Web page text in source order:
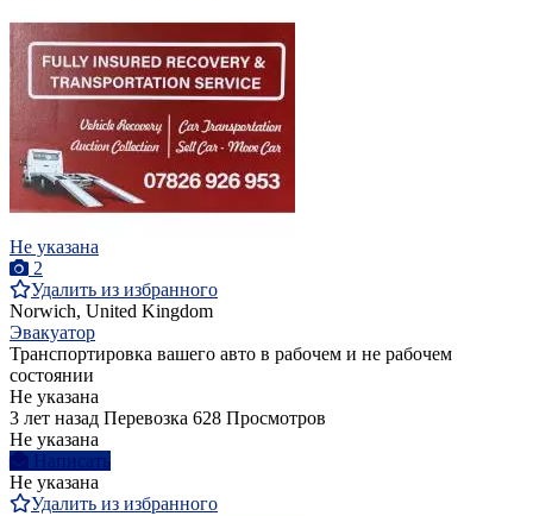
Не указана
2
Удалить из избранного
Norwich, United Kingdom
Эвакуатор
Транспортировка вашего авто в рабочем и не рабочем
состоянии
Не указана
3 лет назад Перевозка 628 Просмотров
Не указана
Написать
Не указана
Удалить из избранного